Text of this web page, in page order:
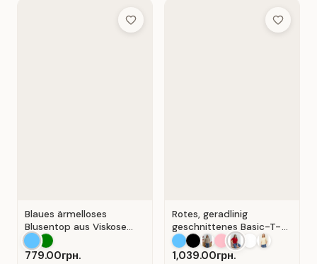
Add to Wish List
Blaues ärmelloses
Blusentop aus Viskose
mit V-Ausschnitt . Blau .
779.00грн.
Add to
Rotes, geradlinig
geschnittenes Basic-T-
Shirt aus Baumwolle . Rot
.1,039.00грн.